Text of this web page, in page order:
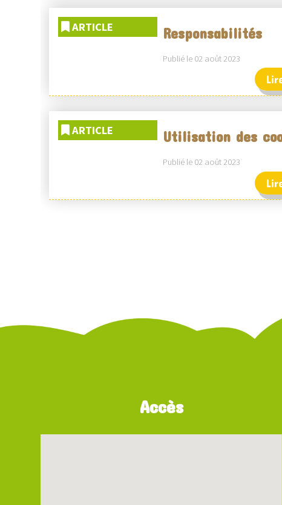
ARTICLE Responsabilités
Publié le 02 août 2023
ARTICLE Utilisation des
Publié le 02 août 2023
Accès